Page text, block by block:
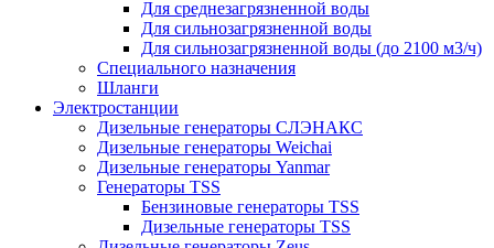
Для среднезагрязненной воды
Для сильнозагрязненной воды
Для сильнозагрязненной воды (до 2100 м3/ч)
Специального назначения
Шланги
Электростанции
Дизельные генераторы СЛЭНАКС
Дизельные генераторы Weichai
Дизельные генераторы Yanmar
Генераторы TSS
Бензиновые генераторы TSS
Дизельные генераторы TSS